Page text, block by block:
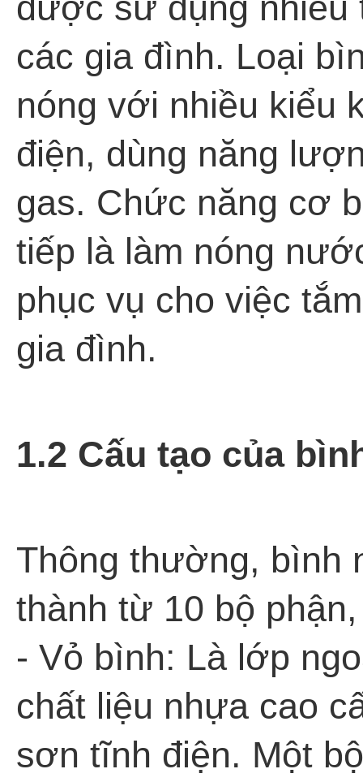
các gia đình. Loại
nóng với nhiều kiểu
điện, dùng năng
gas. Chức năng cơ
tiếp là làm nóng
phục vụ cho việc
gia đình.
1.2 Cấu tạo của
Thông thường, bình
thành từ 10 bộ
- Vỏ bình: Là lớp
chất liệu nhựa cao
sơn tĩnh điện. Một